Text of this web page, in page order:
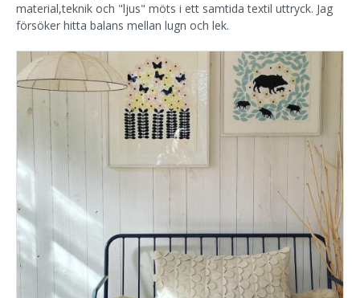
material,teknik och "ljus" möts i ett samtida textil uttryck. Jag
försöker hitta balans mellan lugn och lek.